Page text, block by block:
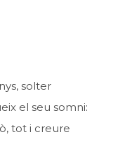
solter
el seu somni:
tot i creure